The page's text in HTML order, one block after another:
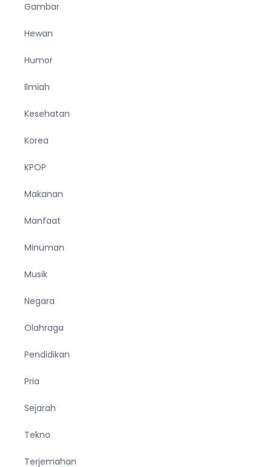
Gambar
Hewan
Humor
Ilmiah
Kesehatan
Korea
KPOP
Makanan
Manfaat
Minuman
Musik
Negara
Olahraga
Pendidikan
Pria
Sejarah
Tekno
Terjemahan